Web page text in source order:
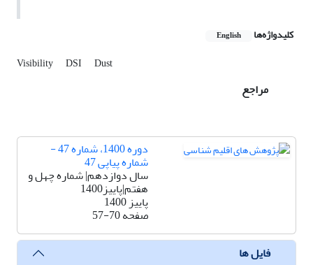
کلیدواژه‌ها English
Visibility DSI Dust
مراجع
دوره 1400، شماره 47 -
شماره پیاپی 47
سال دوازدهم| شماره چهل و
هفتم|پاییز1400
پاییز 1400
صفحه57-70
فایل ها